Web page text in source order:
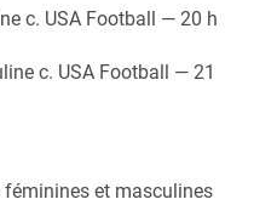
c. USA Football — 20 h
c. USA Football — 21
et masculines